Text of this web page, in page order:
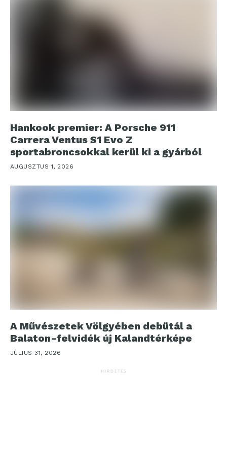
Hankook premier: A Porsche 911
Carrera Ventus S1 Evo Z
sportabroncsokkal kerül ki a gyárból
AUGUSZTUS 1, 2026
A Művészetek Völgyében debütál a
Balaton-felvidék új Kalandtérképe
JÚLIUS 31, 2026
HIRDETÉS